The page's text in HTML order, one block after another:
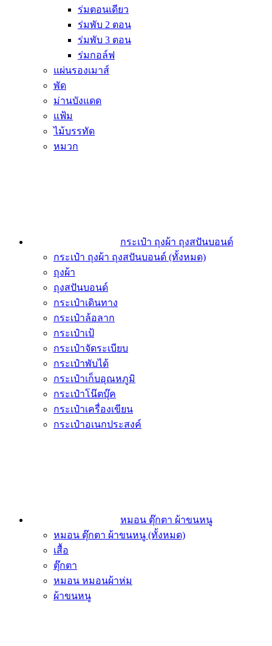
ร่มตอนเดียว
ร่มพับ 2 ตอน
ร่มพับ 3 ตอน
ร่มกอล์ฟ
แผ่นรองเมาส์
พัด
ม่านบังแดด
แฟ้ม
ไม้บรรทัด
หมวก
กระเป๋า ถุงผ้า ถุงสปันบอนด์
กระเป๋า ถุงผ้า ถุงสปันบอนด์ (ทั้งหมด)
ถุงผ้า
ถุงสปันบอนด์
กระเป๋าเดินทาง
กระเป๋าล้อลาก
กระเป๋าเป้
กระเป๋าจัดระเบียบ
กระเป๋าพับได้
กระเป๋าเก็บอุณหภูมิ
กระเป๋าโน๊ตบุ๊ค
กระเป๋าเครื่องเขียน
กระเป๋าอเนกประสงค์
หมอน ตุ๊กตา ผ้าขนหนู
หมอน ตุ๊กตา ผ้าขนหนู (ทั้งหมด)
เสื้อ
ตุ๊กตา
หมอน หมอนผ้าห่ม
ผ้าขนหนู